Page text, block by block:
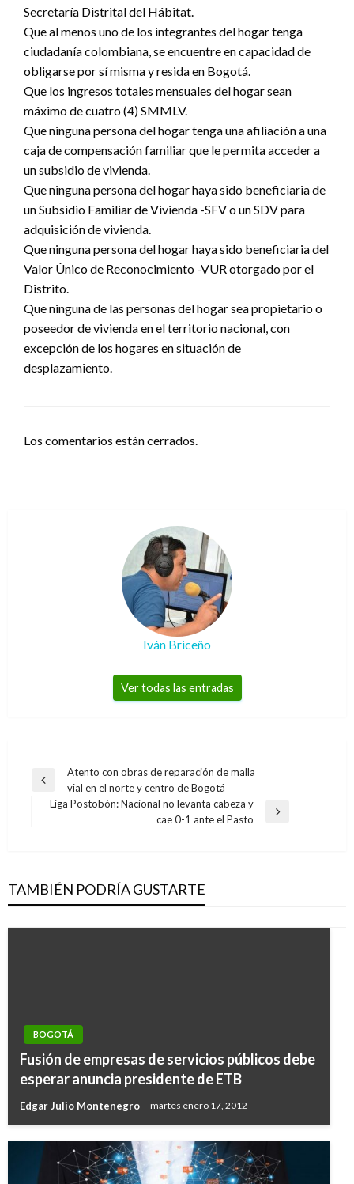
Secretaría Distrital del Hábitat.
Que al menos uno de los integrantes del hogar tenga
ciudadanía colombiana, se encuentre en capacidad de
obligarse por sí misma y resida en Bogotá.
Que los ingresos totales mensuales del hogar sean
máximo de cuatro (4) SMMLV.
Que ninguna persona del hogar tenga una afiliación a una
caja de compensación familiar que le permita acceder a
un subsidio de vivienda.
Que ninguna persona del hogar haya sido beneficiaria de
un Subsidio Familiar de Vivienda -SFV o un SDV para
adquisición de vivienda.
Que ninguna persona del hogar haya sido beneficiaria del
Valor Único de Reconocimiento -VUR otorgado por el
Distrito.
Que ninguna de las personas del hogar sea propietario o
poseedor de vivienda en el territorio nacional, con
excepción de los hogares en situación de
desplazamiento.
Los comentarios están cerrados.
Iván Briceño
Ver todas las entradas
Navegación
Entrada
anterior
Atento con obras de reparación de malla
vial en el norte y centro de Bogotá
Liga Postobón: Nacional no levanta cabeza y
cae 0-1 ante el Pasto
TAMBIÉN PODRÍA GUSTARTE
BOGOTÁ
Fusión de empresas de servicios públicos debe
esperar anuncia presidente de ETB
Edgar Julio Montenegro martes enero 17, 2012